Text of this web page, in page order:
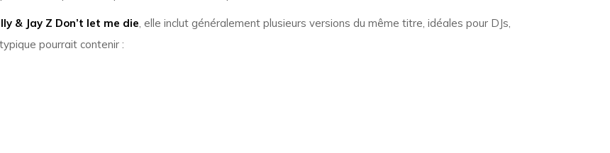
& Jay Z Don’t let me die, elle inclut généralement plusieurs versions du même titre, idéales pour DJs,
pourrait contenir :